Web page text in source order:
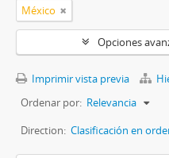
México
Opciones
Imprimir vista previa
Ordenar por: Relevancia
Direction: Clasificación en